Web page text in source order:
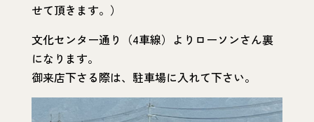
せて頂きます。）
文化センター通り（4車線）よりローソンさん裏
になります。
御来店下さる際は、駐車場に入れて下さい。